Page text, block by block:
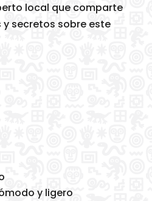
local que comparte
secretos sobre este
y ligero